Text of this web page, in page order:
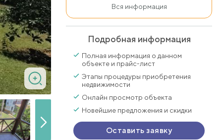
Вся информация
Подробная информация
Полная информация о данном
объекте и прайс-лист
Этапы процедуры приобретения
недвижимости
Онлайн просмотр объекта
Новейшие предложения и скидки
Оставить заявку